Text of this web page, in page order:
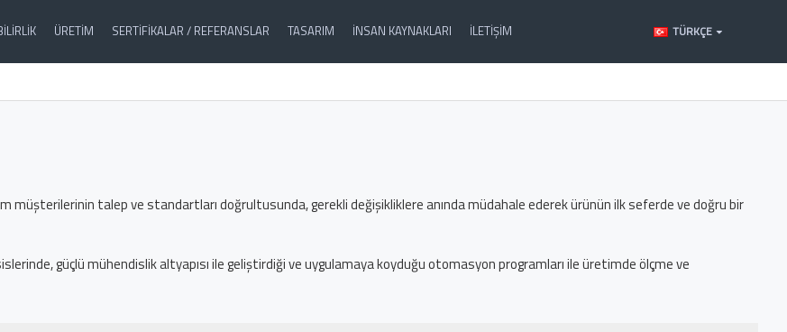
ÜRETIM SERTİFİKALAR / REFERANSLAR TASARIM İNSAN KAYNAKLARI İLETIŞIM TÜRKÇE
müşterilerinin talep ve standartları doğrultusunda, gerekli değişikliklere anında müdahale ederek ürünün ilk seferde ve doğru bir
güçlü mühendislik altyapısı ile geliştirdiği ve uygulamaya koyduğu otomasyon programları ile üretimde ölçme ve